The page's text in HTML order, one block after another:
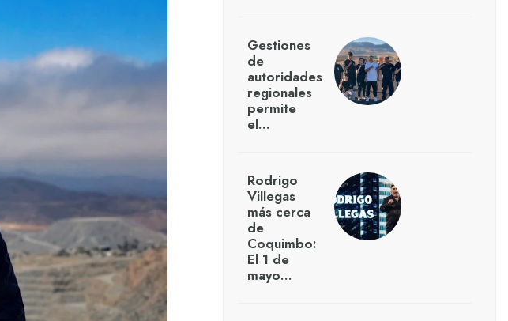
Gestiones
de
autoridades
regionales
permite
el…
Rodrigo
Villegas
más cerca
de
Coquimbo:
El 1 de
mayo…